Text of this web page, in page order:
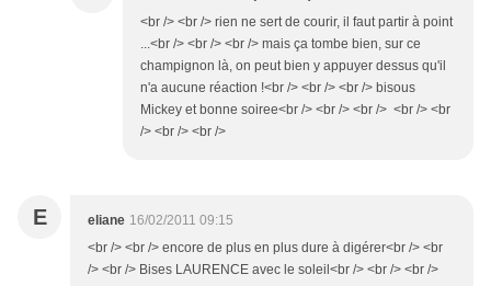
<br /> <br /> rien ne sert de courir, il faut partir à point
...<br /> <br /> <br /> mais ça tombe bien, sur ce
champignon là, on peut bien y appuyer dessus qu'il
n'a aucune réaction !<br /> <br /> <br /> bisous
Mickey et bonne soiree<br /> <br /> <br /> <br /> <br
/> <br /> <br />
E eliane 16/02/2011 09:15
<br /> <br /> encore de plus en plus dure à digérer<br /> <br
/> <br /> Bises LAURENCE avec le soleil<br /> <br /> <br />